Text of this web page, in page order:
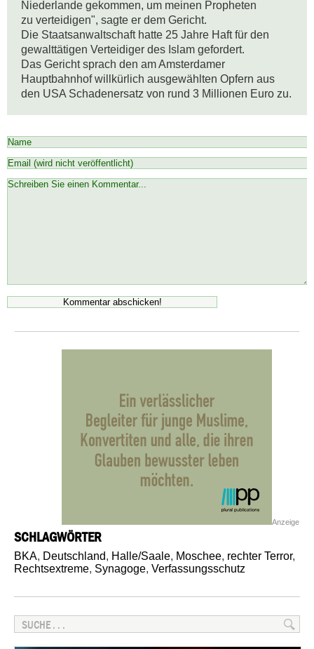
Niederlande gekommen, um meinen Propheten
zu verteidigen", sagte er dem Gericht.
Die Staatsanwaltschaft hatte 25 Jahre Haft für den
gewalttätigen Verteidiger des Islam gefordert.
Das Gericht sprach den am Amsterdamer
Hauptbahnhof willkürlich ausgewählten Opfern aus
den USA Schadenersatz von rund 3 Millionen Euro zu.
Anzeige
SCHLAGWÖRTER
BKA, Deutschland, Halle/Saale, Moschee, rechter Terror,
Rechtsextreme, Synagoge, Verfassungsschutz